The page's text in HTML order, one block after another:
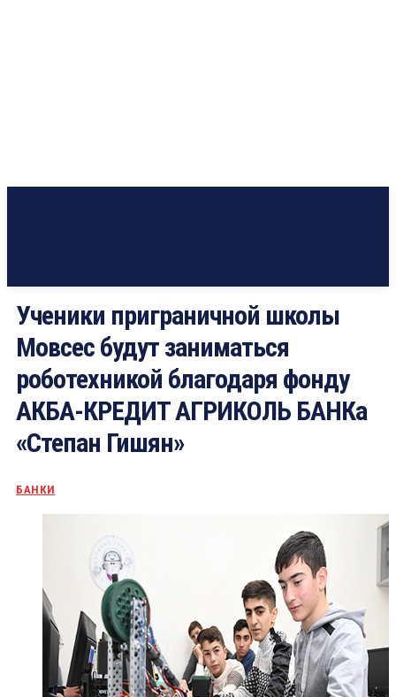
Ученики приграничной школы
Мовсес будут заниматься
роботехникой благодаря фонду
АКБА-КРЕДИТ АГРИКОЛЬ БАНКа
«Степан Гишян»
БАНКИ